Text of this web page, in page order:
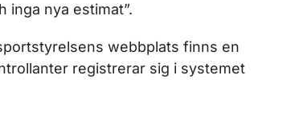
inga nya estimat”.
webbplats finns en
registrerar sig i systemet